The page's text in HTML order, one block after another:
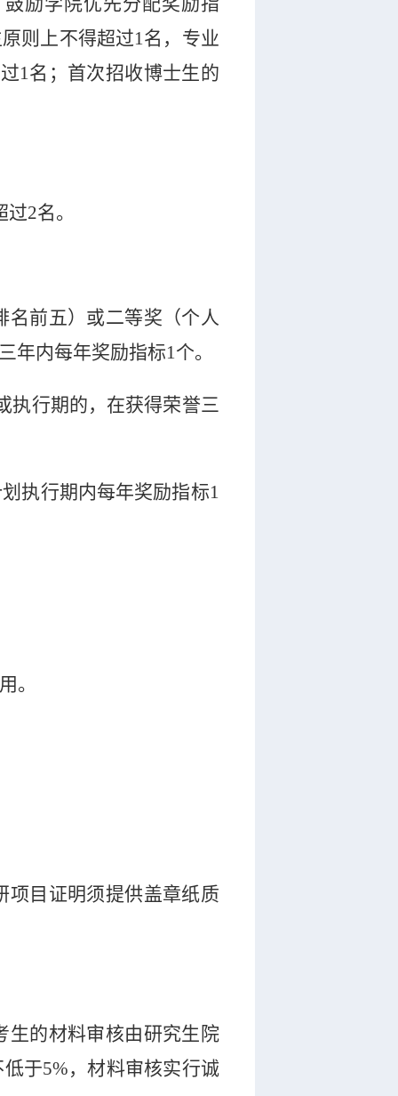
则上不得超过1名， 专业
1名；首次招收博士生的
过2名。
名前五）或二等奖（个人
年内每年奖励指标1个。
执行期的，在获得荣誉三
执行期内每年奖励指标1
。
项目证明须提供盖章纸质
生的材料审核由研究生院
于5%，材料审核实行诚